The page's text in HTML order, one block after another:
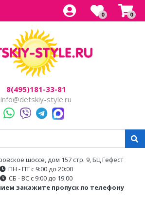
0 0
8(495)181-33-81
info@detskiy-style.ru
шоссе, дом 157 стр. 9, БЦ Гефест
ПН - ПТ с 9:00 до 20:00
СБ - ВС с 9:00 до 19:00
закажите пропуск по телефону